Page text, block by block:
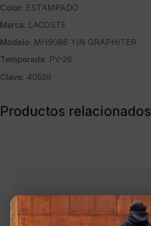
Color: ESTAMPADO
Marca: LACOSTE
Modelo: MH9086 YIN GRAPHITER
Temporada: PV-26
Clave: 40559
Productos relacionados